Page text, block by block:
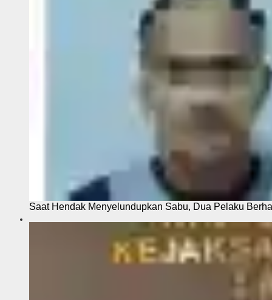
Saat Hendak Menyelundupkan Sabu, Dua Pelaku